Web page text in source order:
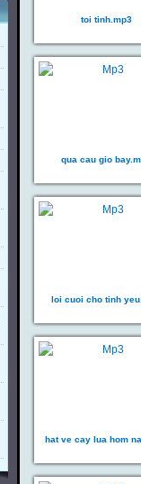
toi tinh.mp3
qua cau gio
loi cuoi cho tinh
hat ve cay lua hom